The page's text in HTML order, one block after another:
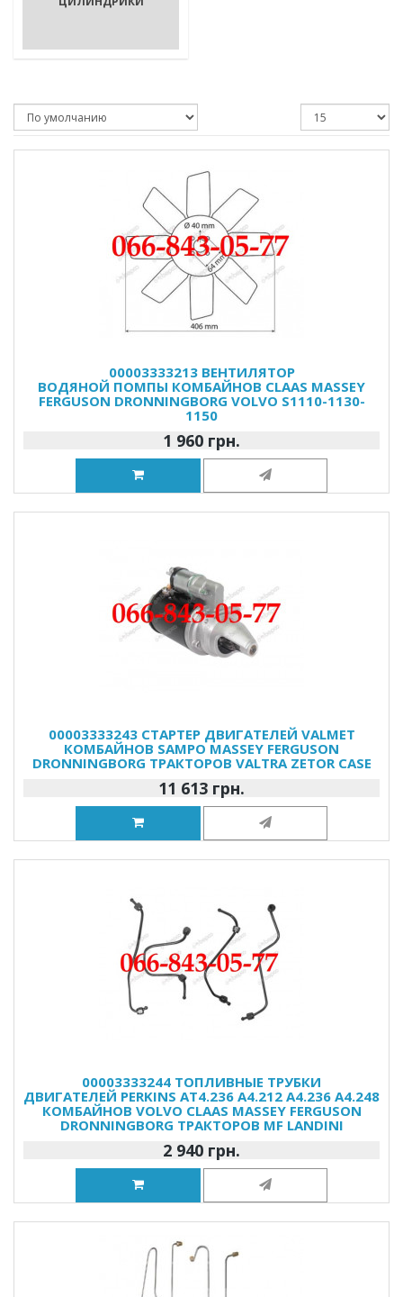
00003333213 ВЕНТИЛЯТОР
ВОДЯНОЙ ПОМПЫ КОМБАЙНОВ CLAAS MASSEY
FERGUSON DRONNINGBORG VOLVO S1110-1130-
1150
1 960 грн.
00003333243 СТАРТЕР ДВИГАТЕЛЕЙ VALMET
КОМБАЙНОВ SAMPO MASSEY FERGUSON
DRONNINGBORG ТРАКТОРОВ VALTRA ZETOR CASE
11 613 грн.
00003333244 ТОПЛИВНЫЕ ТРУБКИ
ДВИГАТЕЛЕЙ PERKINS AT4.236 A4.212 A4.236 A4.248
КОМБАЙНОВ VOLVO CLAAS MASSEY FERGUSON
DRONNINGBORG ТРАКТОРОВ MF LANDINI
2 940 грн.